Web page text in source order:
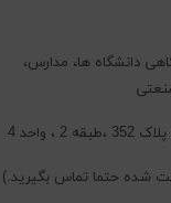
دانشگاه ها، مدارس،